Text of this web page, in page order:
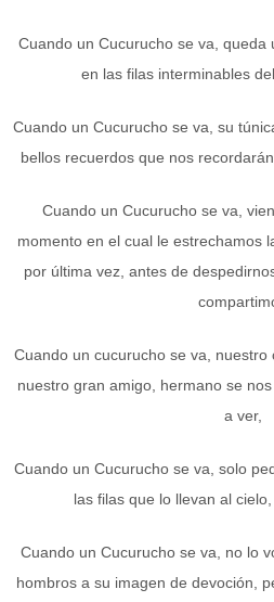
Cuando un Cucurucho se va,
en las filas interminables
Cuando un Cucurucho se va, su
bellos recuerdos que nos
Cuando un Cucurucho se va,
momento en el cual le estrechamos
por última vez, antes de
Cuando un cucurucho se va,
nuestro gran amigo, hermano se
a ver,
Cuando un Cucurucho se va, solo
las filas que lo llevan al
Cuando un Cucurucho se va, no lo
hombros a su imagen de devoción,